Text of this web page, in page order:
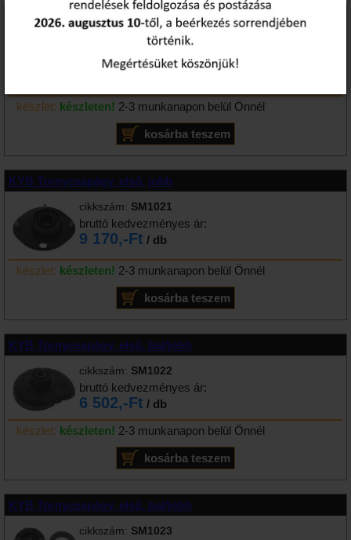
KYB Tornycsapágy, első, bal
SM1020
bruttó kedvezményes ár:
9 065,-Ft
készlet: készleten! 2-3 munkanapon belül Önnél
KYB Tornycsapágy, első, jobb
cikkszám: SM1021
bruttó kedvezményes ár:
9 170,-Ft / db
készlet: készleten! 2-3 munkanapon belül Önnél
KYB Tornycsapágy, első, bal/jobb
cikkszám: SM1022
bruttó kedvezményes ár:
6 502,-Ft / db
készlet: készleten! 2-3 munkanapon belül Önnél
KYB Tornycsapágy, első, bal/jobb
cikkszám: SM1023